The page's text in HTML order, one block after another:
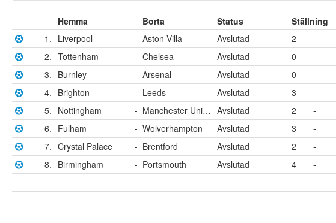
Hemma Borta Status Ställning
1. Liverpool - Aston Villa Avslutad 2 -
2. Tottenham - Chelsea Avslutad 0 -
3. Burnley - Arsenal Avslutad 0 -
4. Brighton - Leeds Avslutad 3 -
5. Nottingham - Manchester United Avslutad 2 -
6. Fulham - Wolverhampton Avslutad 3 -
7. Crystal Palace - Brentford Avslutad 2 -
8. Birmingham - Portsmouth Avslutad 4 -